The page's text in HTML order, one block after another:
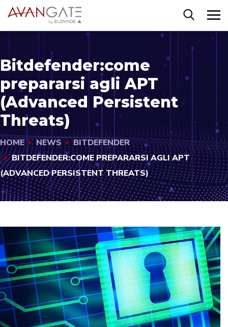
Bitdefender:come
prepararsi agli APT
(Advanced Persistent
Threats)
HOME NEWS
BITDEFENDER
BITDEFENDER:COME PREPARARSI AGLI APT
(ADVANCED PERSISTENT THREATS)